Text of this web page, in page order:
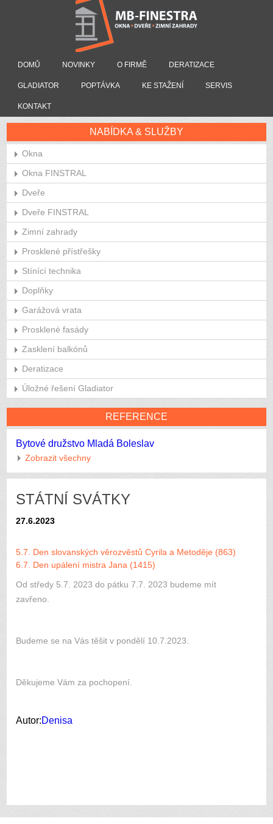
DOMŮ NOVINKY O FIRMĚ DERATIZACE
GLADIATOR POPTÁVKA KE STAŽENÍ SERVIS
KONTAKT
NABÍDKA & SLUŽBY
Okna
Okna FINSTRAL
Dveře
Dveře FINSTRAL
Zimní zahrady
Prosklené přístřešky
Stínící technika
Doplňky
Garážová vrata
Prosklené fasády
Zasklení balkónů
Deratizace
Úložné řešení Gladiator
REFERENCE
Bytové družstvo Mladá Boleslav
Zobrazit všechny
STÁTNÍ SVÁTKY
27.6.2023
5.7. Den slovanských věrozvěstů Cyrila a Metoděje (863)
6.7. Den upálení mistra Jana (1415)
Od středy 5.7. 2023 do pátku 7.7. 2023 budeme mít
zavřeno.
Budeme se na Vás těšit v pondělí 10.7.2023.
Děkujeme Vám za pochopení.
Autor:Denisa